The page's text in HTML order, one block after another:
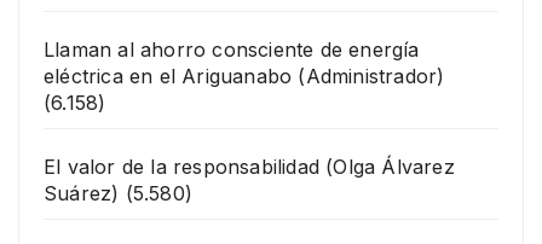
Llaman al ahorro consciente de energía
eléctrica en el Ariguanabo (Administrador)
(6.158)
El valor de la responsabilidad (Olga Álvarez
Suárez) (5.580)